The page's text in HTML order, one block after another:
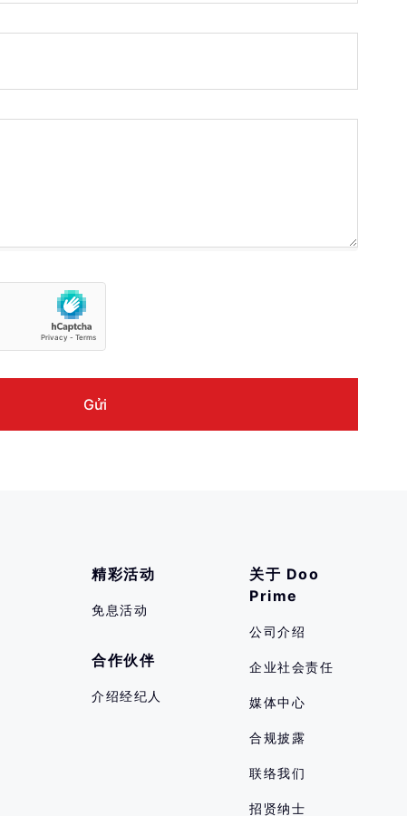
精彩活动
免息活动
合作伙伴
介绍经纪人
关于 Doo
Prime
公司介绍
企业社会责任
媒体中心
合规披露
联络我们
招贤纳士